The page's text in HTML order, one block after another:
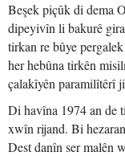
Beşek piçûk di dema
dipeyivîn li bakurê
tirkan re bûye
her hebûna tirkên
çalakîyên paramilîtêrî
Di havîna 1974 an de
xwîn rijand. Bi
Dest danîn ser malên